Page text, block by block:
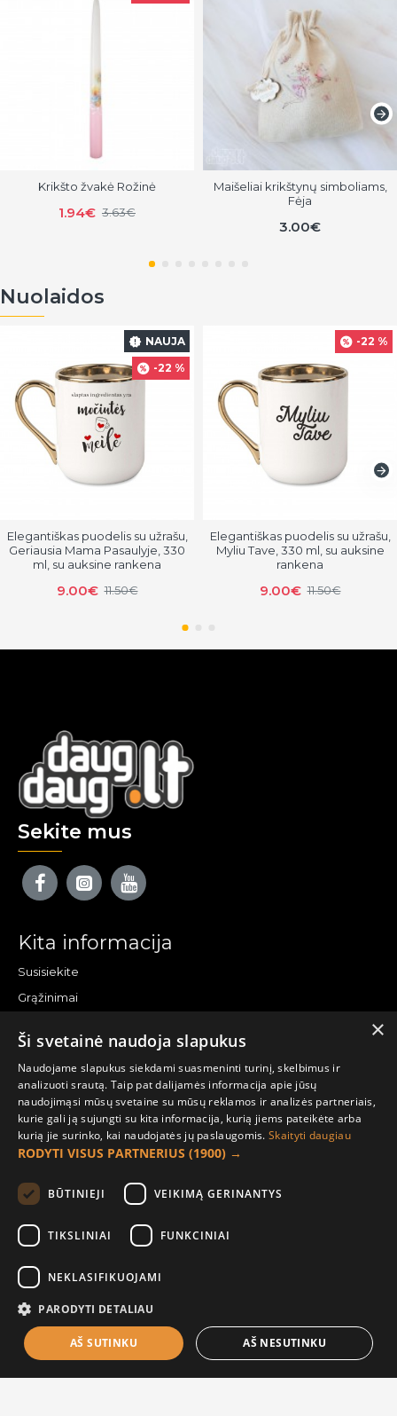
Į KREPŠELĮ
Krikšto žvakė Rožinė
1.94€ 3.63€
Maišeliai krikštynų simboliams,
Fėja
3.00€
Nuolaidos
NAUJA
-22 %
Elegantiškas puodelis su užrašu,
Geriausia Mama Pasaulyje, 330
ml, su auksine rankena
9.00€ 11.50€
-22 %
Elegantiškas puodelis su užrašu,
Myliu Tave, 330 ml, su auksine
rankena
9.00€ 11.50€
Sekite mus
Kita informacija
Susisiekite
Grąžinimai
Pirkėjo paskyra
Mano paskyra
Užsakymai
Naujienlaiškiai
Informacija užsakovui
Apie mus
Pristatymo informacija
Privatumo ir slapukų politika
Sąlygos ir taisyklės
×
Ši svetainė naudoja slapukus
Naudojame slapukus siekdami suasmeninti turinį, skelbimus ir
analizuoti srautą. Taip pat dalijamės informacija apie jūsų
naudojimąsi mūsų svetaine su mūsų reklamos ir analizės partneriais,
kurie gali ją sujungti su kita informacija, kurią jiems pateikėte arba
kurią jie surinko, kai naudojatės jų paslaugomis.Skaityti daugiau
RODYTI VISUS PARTNERIUS (1900) →
BŪTINIEJI VEIKIMĄ GERINANTYS
TIKSLINIAI FUNKCINIAI
NEKLASIFIKUOJAMI
PARODYTI DETALIAU
AŠ SUTINKU AŠ NESUTINKU